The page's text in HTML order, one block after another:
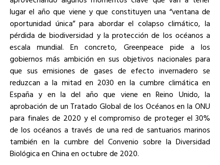
lugar el año que viene y que constituyen una “ventana de
oportunidad única” para abordar el colapso climático, la
pérdida de biodiversidad y la protección de los océanos a
escala mundial. En concreto, Greenpeace pide a los
gobiernos más ambición en sus objetivos nacionales para
que sus emisiones de gases de efecto invernadero se
reduzcan a la mitad en 2030 en la cumbre climática en
España y en la del año que viene en Reino Unido, la
aprobación de un Tratado Global de los Océanos en la ONU
para finales de 2020 y el compromiso de proteger el 30%
de los océanos a través de una red de santuarios marinos
también en la cumbre del Convenio sobre la Diversidad
Biológica en China en octubre de 2020.